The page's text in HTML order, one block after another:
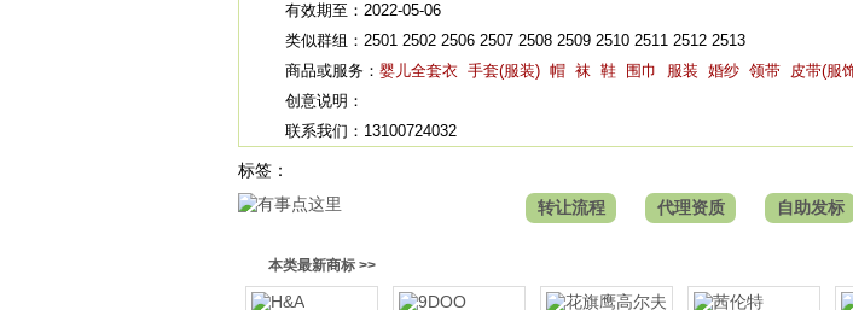
有效期至：2022-05-06
类似群组：2501 2502 2506 2507 2508 2509 2510 2511 2512 2513
商品或服务： 婴儿全套衣 手套(服装) 帽 袜 鞋 围巾 服装 婚纱 领带 皮带(服
创意说明：
联系我们：13100724032
标签：
自助发标
代理资质
转让流程
本类最新商标 >>